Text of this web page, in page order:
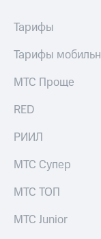
о
именных
Контакты
развитие
этика
Тарифы
Тарифы
МТС Проще
RED
РИИЛ
МТС Супер
МТС ТОП
МТС Junior